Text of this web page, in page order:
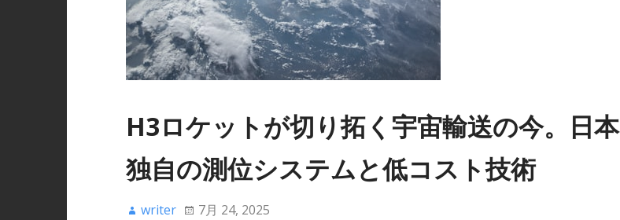
H3ロケットが切り拓く宇宙輸送の今。日本
独自の測位システムと低コスト技術
writer 7月 24, 2025